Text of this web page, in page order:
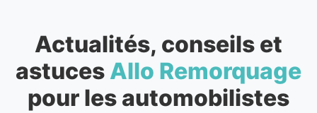
Actualités, conseils et
astuces Allo Remorquage
pour les automobilistes